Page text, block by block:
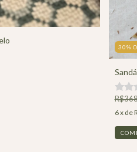
30%
6x de